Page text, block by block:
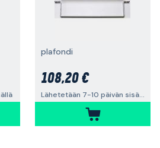
plafondi
108,20 €
Lähetetään 7-10 päivän sisällä